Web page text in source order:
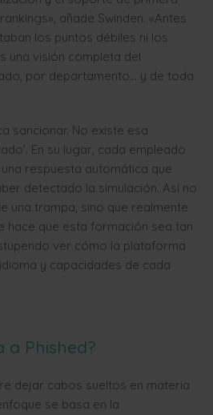
añade Swinden. «Antes
los puntos débiles ni los
una visión completa del
por departamento… y de toda
sancionar. No existe esa
En su lugar, cada empleado
respuesta automática que
detectado la simulación. Así no
una trampa, sino que realmente
hace que esta formación sea tan
ver cómo la plataforma
y capacidades de cada
a Phished?
dejar cabos sueltos en materia
se basa en la